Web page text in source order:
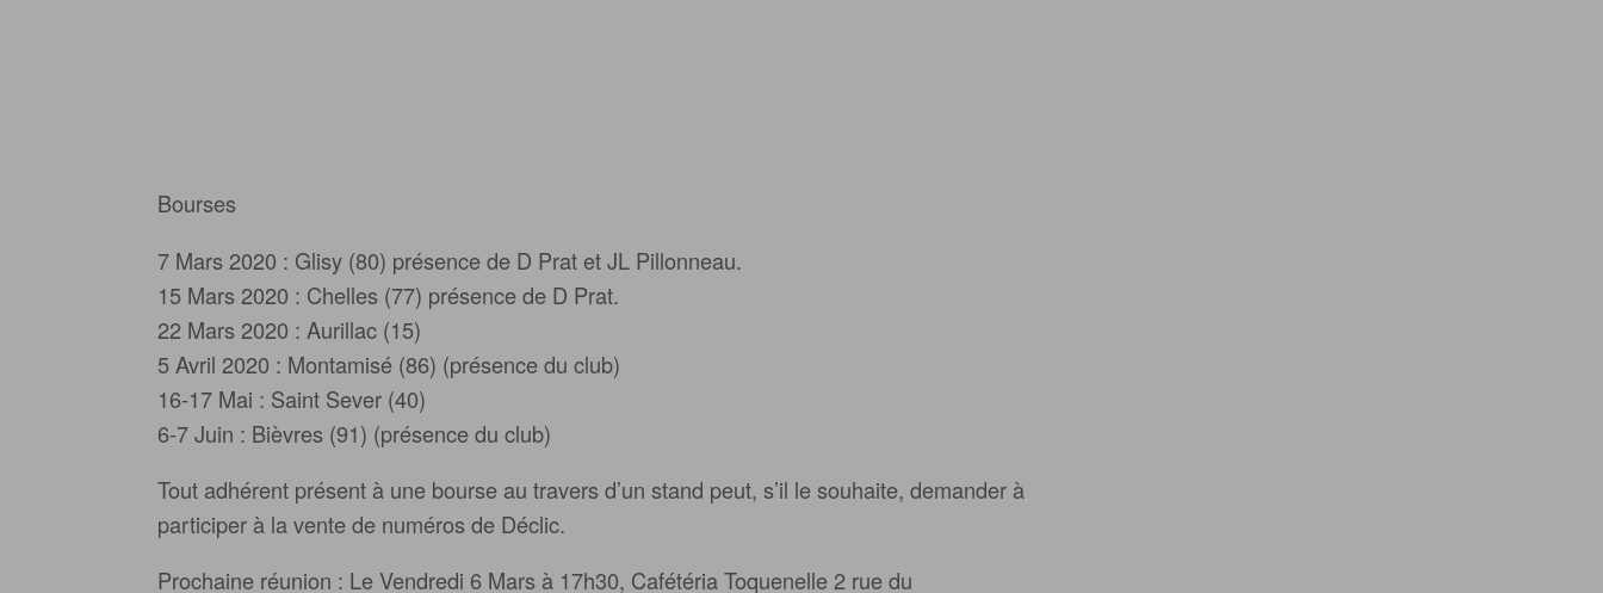
Bourses
7 Mars 2020 : Glisy (80) présence de D Prat et JL Pillonneau.
15 Mars 2020 : Chelles (77) présence de D Prat.
22 Mars 2020 : Aurillac (15)
5 Avril 2020 : Montamisé (86) (présence du club)
16-17 Mai : Saint Sever (40)
6-7 Juin : Bièvres (91) (présence du club)
Tout adhérent présent à une bourse au travers d’un stand peut, s’il le souhaite, demander à
participer à la vente de numéros de Déclic.
Prochaine réunion : Le Vendredi 6 Mars à 17h30, Cafétéria Toquenelle 2 rue du